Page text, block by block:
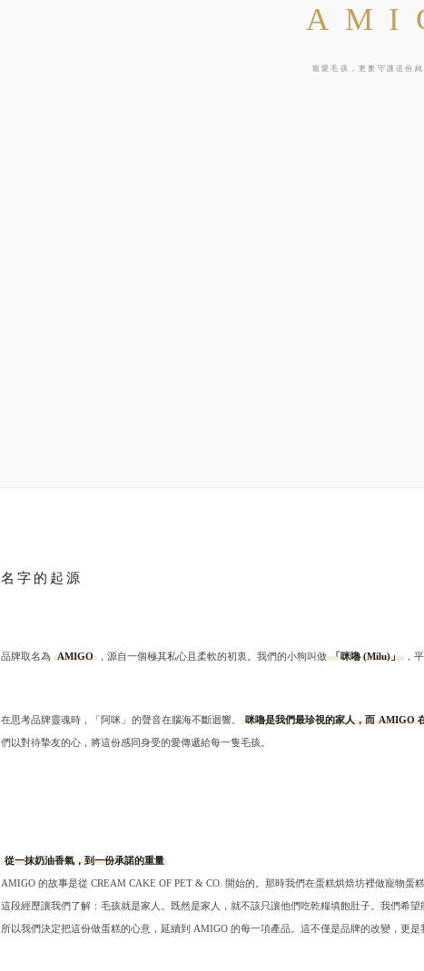
寵愛毛孩，更要守護這份純
名字的起源
品牌取名為 AMIGO ，源自一個極其私心且柔軟的初衷。我們的小狗叫做 「咪嚕 (Milu)」 ，
在思考品牌靈魂時，「阿咪」的聲音在腦海不斷迴響。 咪嚕是我們最珍視的家人，而 AMIGO
從一抹奶油香氣，到一份承諾的重量
AMIGO 的故事是從 CREAM CAKE OF PET & CO. 開始的。那時我們在蛋糕烘焙坊裡做寵物蛋
這段經歷讓我們了解：毛孩就是家人。既然是家人，就不該只讓他們吃乾糧填飽肚子。我們希望